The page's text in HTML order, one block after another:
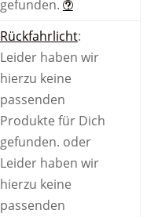
gefunden.
Rückfahrlicht:
Leider haben wir
hierzu keine
passenden
Produkte für Dich
gefunden. oder
Leider haben wir
hierzu keine
passenden